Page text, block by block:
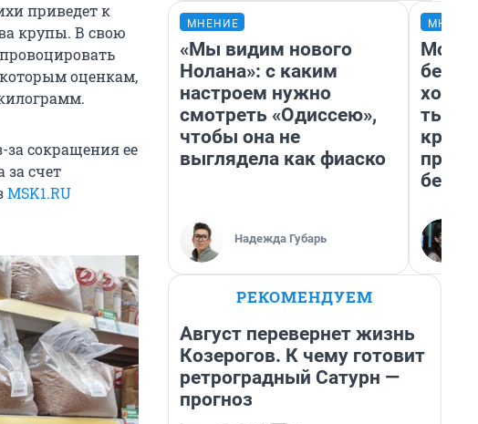
приведет к
крупы. В свою
оценкам,
сокращения ее
счет
MSK1.RU
МНЕНИЕ
«Мы видим нового
Нолана»: с каким
настроем нужно
смотреть «Одиссею»,
чтобы она не
выглядела как фиаско
Надежда Губарь
Мой
РЕКОМЕНДУЕМ
Август перевернет жизнь
Козерогов. К чему готовит
ретроградный Сатурн —
прогноз